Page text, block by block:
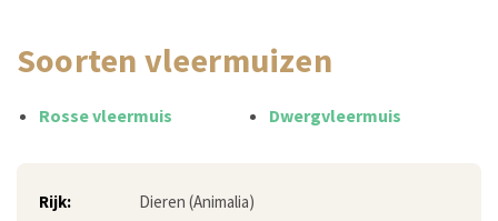
soorten vleermuizen
Rosse vleermuis Dwergvleermuis
Rijk:
Dieren (Animalia)